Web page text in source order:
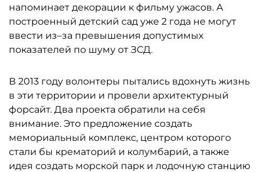
напоминает декорации к фильму ужасов. А
построенный детский сад уже 2 года не могут
ввести из–за превышения допустимых
показателей по шуму от ЗСД.
В 2013 году волонтеры пытались вдохнуть жизнь
в эти территории и провели архитектурный
форсайт. Два проекта обратили на себя
внимание. Это предложение создать
мемориальный комплекс, центром которого
стали бы крематорий и колумбарий, а также
идея создать морской парк и лодочную станцию